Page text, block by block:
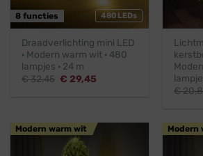
480 LEDs
8 functies
Draadverlichting mini LED
· Modern warm wit · 480
lampjes · 24 m
€32,45 Oorspronkelijke
€ 29,45
€
Modern warm wit Modern